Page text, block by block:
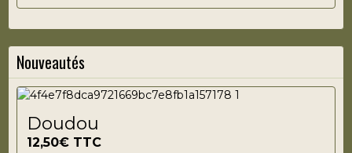
Nouveautés
Doudou
12,50€ TTC